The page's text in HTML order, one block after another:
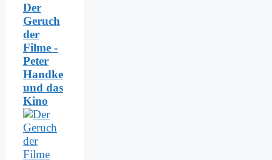
Der
Geruch
der
Filme -
Peter
Handke
und das
Kino